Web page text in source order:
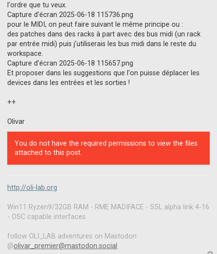
l'ordre que tu veux.
Capture d’écran 2025-06-18 115736.png
pour le MIDI, on peut faire suivant le même principe ou :
des patches dans des racks à part avec des bus midi (un rack
par entrée midi) puis j'utiliserais les bus midi dans le reste du
workspace.
Capture d’écran 2025-06-18 115657.png
Et proposer dans les suggestions que l'on puisse déplacer les
devices dans les entrées et les sorties !
++
Olivar
You do not have the required permissions to view the files
attached to this post.
http://oli-lab.org
Win11 Ryzen9/32GB RAM - RME MADIFACE - SSL alpha link 4-16
- OSC capable interfaces
follow OLI_LAB adventures on Mastodon
@olivar_premier@mastodon.social